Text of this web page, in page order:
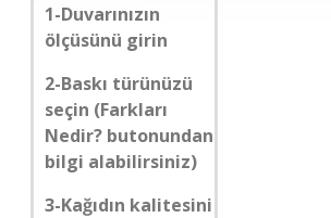
1-Duvarınızın
ölçüsünü girin
2-Baskı türünüzü
seçin (Farkları
Nedir? butonundan
bilgi alabilirsiniz)
3-Kağıdın kalitesini